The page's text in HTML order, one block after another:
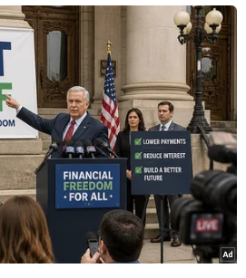
này. Quan chức này nói:
đủ khả năng giải quyết
chức Mỹ được đưa ra trước
bộ trưởng tài chính các nước
tiền chung châu Âu
Brussels ngày 20/2 để
Athens về việc gia hạn
trình cho vay của EU mà